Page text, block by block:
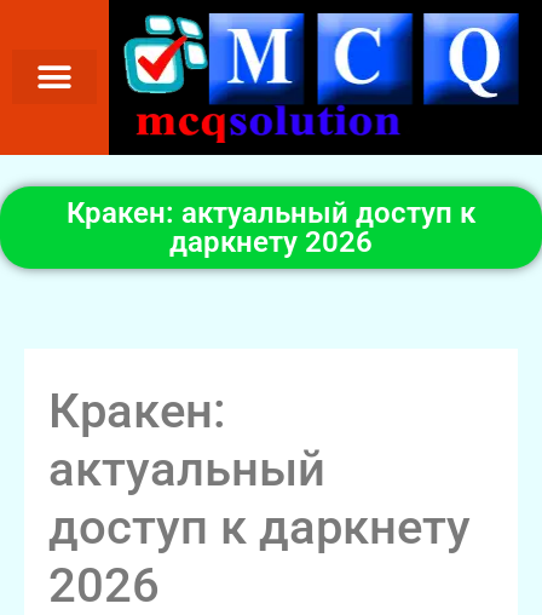
Кракен: актуальный доступ к
даркнету 2026
Кракен:
актуальный
доступ к даркнету
2026